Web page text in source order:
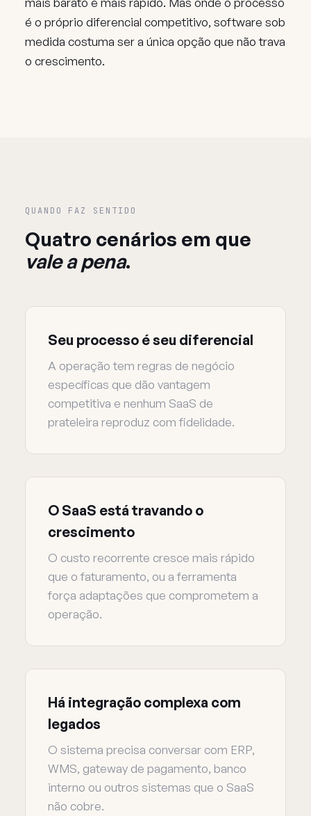
é o próprio diferencial competitivo, software sob
medida costuma ser a única opção que não trava
o crescimento.
QUANDO FAZ SENTIDO
Quatro cenários em que
vale a pena.
Seu processo é seu diferencial
A operação tem regras de negócio
específicas que dão vantagem
competitiva e nenhum SaaS de
prateleira reproduz com fidelidade.
O SaaS está travando o
crescimento
O custo recorrente cresce mais rápido
que o faturamento, ou a ferramenta
força adaptações que comprometem a
operação.
Há integração complexa com
legados
O sistema precisa conversar com ERP,
WMS, gateway de pagamento, banco
interno ou outros sistemas que o SaaS
não cobre.